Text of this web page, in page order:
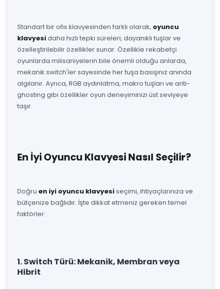
Standart bir ofis klavyesinden farklı olarak, oyuncu
klavyesidaha hızlı tepki süreleri, dayanıklı tuşlar ve
özelleştirilebilir özellikler sunar. Özellikle rekabetçi
oyunlarda milisaniyelerin bile önemli olduğu anlarda,
mekanik switch'ler sayesinde her tuşa basışınız anında
algılanır. Ayrıca, RGB aydınlatma, makro tuşları ve anti-
ghosting gibi özellikler oyun deneyiminizi üst seviyeye
taşır.
En İyi Oyuncu Klavyesi Nasıl Seçilir?
Doğru en iyi oyuncu klavyesiseçimi, ihtiyaçlarınıza ve
bütçenize bağlıdır. İşte dikkat etmeniz gereken temel
faktörler:
1. Switch Türü: Mekanik, Membran veya
Hibrit